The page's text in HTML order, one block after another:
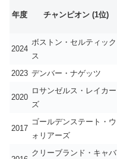
年度 チャンピオン (1位)
2024
ボストン・セルティック
ス
2023 デンバー・ナゲッツ
2020
ロサンゼルス・レイカー
ズ
2017
ゴールデンステート・ウ
ォリアーズ
クリーブランド・キャバ